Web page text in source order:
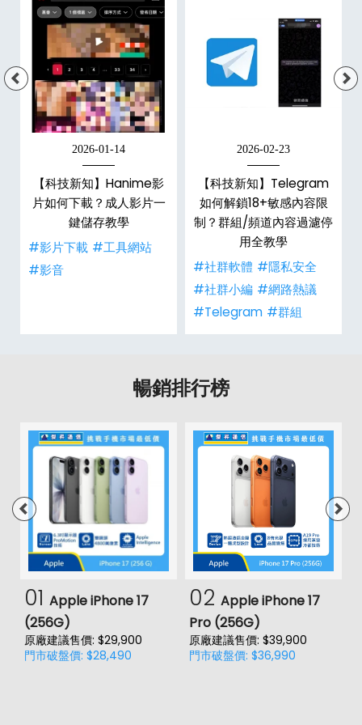
2026-01-14
【科技新知】Hanime影
片如何下載？成人影片一
鍵儲存教學
#影片下載 #工具網站
#影音
2026-02-23
【科技新知】Telegram
如何解鎖18+敏感內容限
制？群組/頻道內容過濾停
用全教學
#社群軟體 #隱私安全
#社群小編 #網路熱議
#Telegram #群組
暢銷排行榜
01 Apple iPhone 17
(256G)
原廠建議售價: $29,900
門市破盤價: $28,490
02 Apple iPhone 17
Pro (256G)
原廠建議售價: $39,900
門市破盤價: $36,990